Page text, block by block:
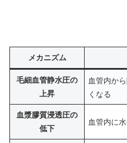
メカニズム
毛細血管静水圧の
上昇
血管内か
くなる
血漿膠質浸透圧の
低下
血管内に